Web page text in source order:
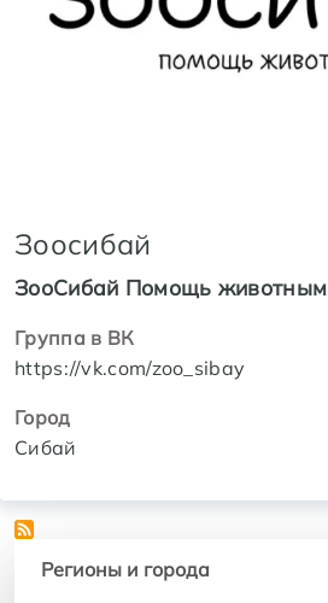
Зоосибай
ЗооСибай Помощь животным
Группа в ВК
https://vk.com/zoo_sibay
Город
Сибай
Регионы и города